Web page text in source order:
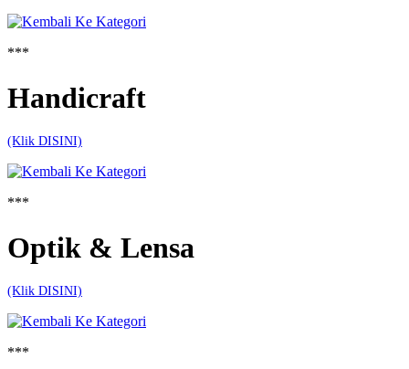
***
Handicraft
(Klik DISINI)
***
Optik & Lensa
(Klik DISINI)
***